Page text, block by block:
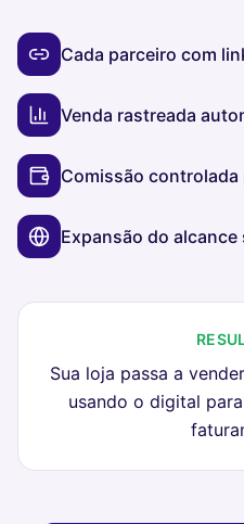
Cada parceiro com
Venda rastreada
Comissão controlada
Expansão do
Sua loja passa a
usando o digital